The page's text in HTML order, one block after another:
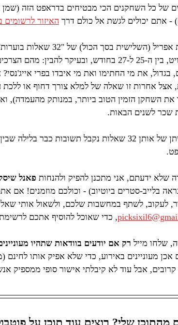
של כל השחקנים הכי מבטיחים בדראפט הזה
- אתם יכולים לגשת אל כולם דרך האיזור לרשומים
בגרסת אפריל (השלישית
בדטרויט, בין ה-25 ל-27 בחודש, ובעיקר
בגדול, את מי החתימו ואת מי איבדו בפרי
שכר לשנים הבאות.
שלא ידעתם, אני מתכנן להפיק ולהנחות פאנל
בלייב-סטרים ביוטיוב) - וכולכם מוזמנים! אם
לעקוב, לשתף במחשבות שלכם, ולשאול אותי
, כדי שאוכל להוסיף אתכם
שלחו מייל רק אם יודעים בוודאות שתהיו
קרובים, אבל עוד לא קיבלתי אישור סופי ממספיק